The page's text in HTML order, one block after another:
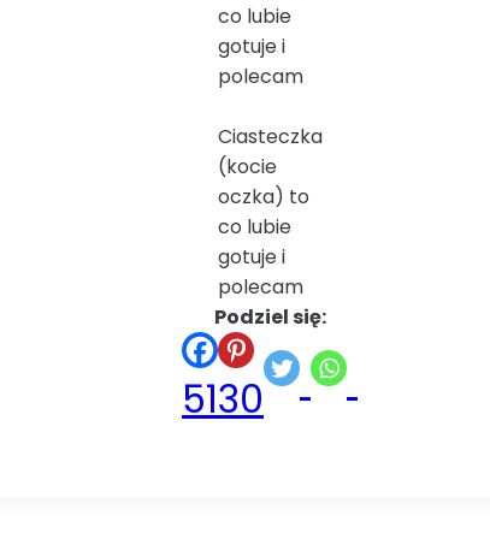
co lubie
gotuje i
polecam
Ciasteczka
(kocie
oczka) to
co lubie
gotuje i
polecam
Podziel się:
5130